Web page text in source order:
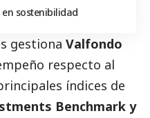
en sostenibilidad
gestiona Valfondo
respecto al
índices de
Benchmark y